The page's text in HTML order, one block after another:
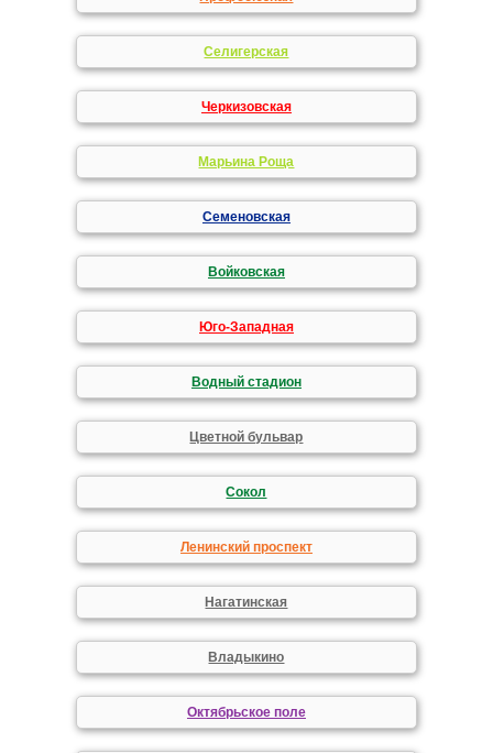
Селигерская
Черкизовская
Марьина Роща
Семеновская
Войковская
Юго-Западная
Водный стадион
Цветной бульвар
Сокол
Ленинский проспект
Нагатинская
Владыкино
Октябрьское поле